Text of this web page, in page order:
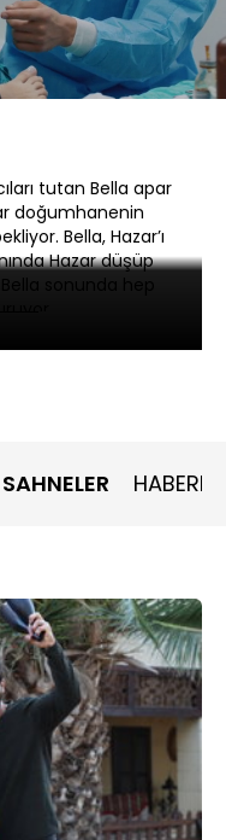
Oynatma
Hızı
tutan Bella apar
doğumhanenin
Bella, Hazar’ı
Hazar düşüp
Bella sonunda hep
SAHNELER